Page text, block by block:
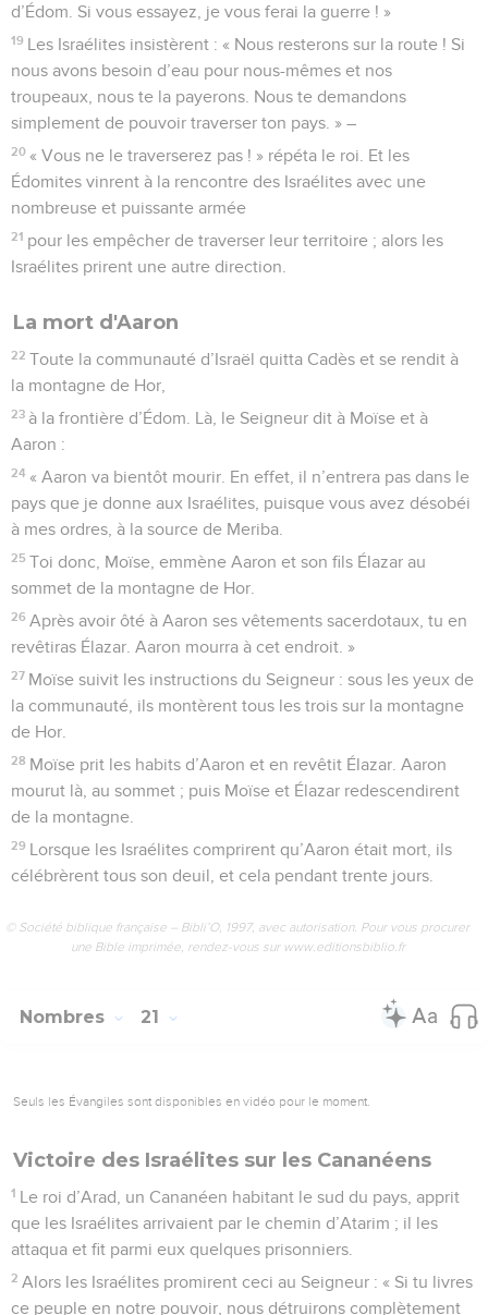
d’Édom. Si vous essayez, je vous ferai la guerre ! »
19 Les Israélites insistèrent : « Nous resterons sur la route ! Si
nous avons besoin d’eau pour nous-mêmes et nos
troupeaux, nous te la payerons. Nous te demandons
simplement de pouvoir traverser ton pays. » –
20 « Vous ne le traverserez pas ! » répéta le roi. Et les
Édomites vinrent à la rencontre des Israélites avec une
nombreuse et puissante armée
21 pour les empêcher de traverser leur territoire ; alors les
Israélites prirent une autre direction.
La mort d'Aaron
22 Toute la communauté d’Israël quitta Cadès et se rendit à
la montagne de Hor,
23 à la frontière d’Édom. Là, le Seigneur dit à Moïse et à
Aaron :
24 « Aaron va bientôt mourir. En effet, il n’entrera pas dans le
pays que je donne aux Israélites, puisque vous avez désobéi
à mes ordres, à la source de Meriba.
25 Toi donc, Moïse, emmène Aaron et son fils Élazar au
sommet de la montagne de Hor.
26 Après avoir ôté à Aaron ses vêtements sacerdotaux, tu en
revêtiras Élazar. Aaron mourra à cet endroit. »
27 Moïse suivit les instructions du Seigneur : sous les yeux de
la communauté, ils montèrent tous les trois sur la montagne
de Hor.
28 Moïse prit les habits d’Aaron et en revêtit Élazar. Aaron
mourut là, au sommet ; puis Moïse et Élazar redescendirent
de la montagne.
29 Lorsque les Israélites comprirent qu’Aaron était mort, ils
célébrèrent tous son deuil, et cela pendant trente jours.
© Société biblique française – Bibli’O, 1997, avec autorisation. Pour vous procurer
une Bible imprimée, rendez-vous sur www.editionsbiblio.fr
Nombres 21
Seuls les Évangiles sont disponibles en vidéo pour le moment.
Victoire des Israélites sur les Cananéens
1 Le roi d’Arad, un Cananéen habitant le sud du pays, apprit
que les Israélites arrivaient par le chemin d’Atarim ; il les
attaqua et fit parmi eux quelques prisonniers.
2 Alors les Israélites promirent ceci au Seigneur : « Si tu livres
ce peuple en notre pouvoir, nous détruirons complètement